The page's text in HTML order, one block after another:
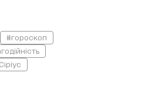
#гороскоп